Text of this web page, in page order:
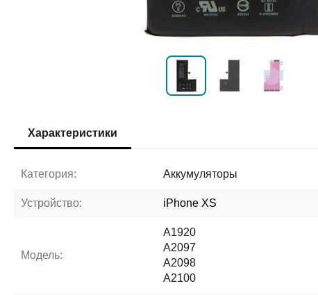
Характеристики
Категория: Аккумуляторы
Устройство: iPhone XS
Модель:
A1920
A2097
A2098
A2100